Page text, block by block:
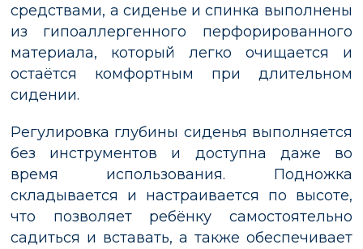
средствами, а сиденье и спинка выполнены
из гипоаллергенного перфорированного
материала, который легко очищается и
остаётся комфортным при длительном
сидении.
Регулировка глубины сиденья выполняется
без инструментов и доступна даже во
время использования. Подножка
складывается и настраивается по высоте,
что позволяет ребёнку самостоятельно
садиться и вставать, а также обеспечивает